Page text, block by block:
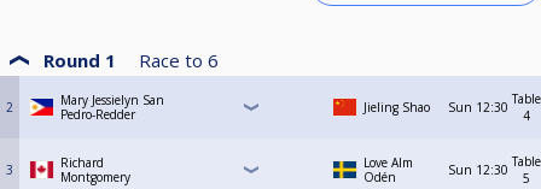
Round 1 Race to 6
2
Mary Jessielyn San
Pedro-Redder
Jieling Shao Sun 12:30 Table
4
3
Richard
Montgomery
Love Alm
Odén
Sun 12:30 Table
5